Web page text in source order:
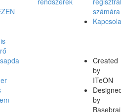
számára
Created
by
ITeON
by